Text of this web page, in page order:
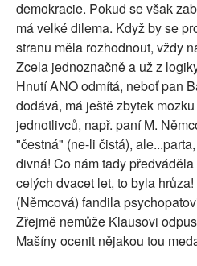
demokracie. Pokud se však
má velké dilema. Když by se
stranu měla rozhodnout, vždy
Zcela jednoznačně a už z
Hnutí ANO odmítá, neboť pan
dodává, má ještě zbytek
jednotlivců, např. paní M.
"čestná" (ne-li čistá),
divná! Co nám tady
celých dvacet let, to byla
(Němcová) fandila
Zřejmě nemůže Klausovi
Mašíny ocenit nějakou tou